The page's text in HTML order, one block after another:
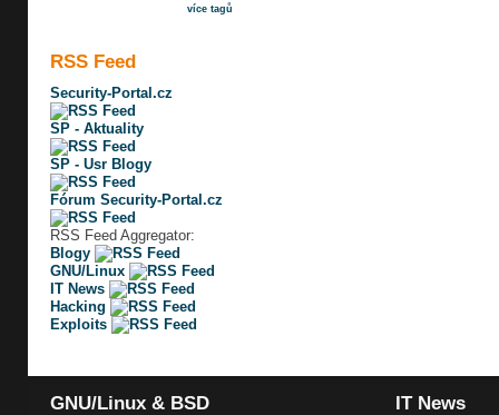
více tagů
RSS Feed
Security-Portal.cz
SP - Aktuality
SP - Usr Blogy
Fórum Security-Portal.cz
RSS Feed Aggregator:
Blogy
GNU/Linux
IT News
Hacking
Exploits
GNU/Linux & BSD IT News